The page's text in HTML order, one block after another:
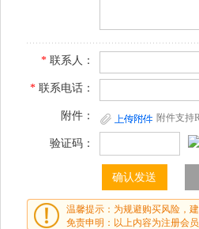
* 联系人：
* 联系电话：
附件： 附件支持
验证码：
温馨提示：为规避购买风险，
免责申明：以上内容为注册会员